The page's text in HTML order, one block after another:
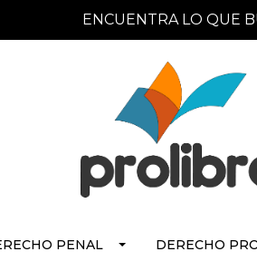
ENCUENTRA LO QUE
PENAL DERECHO